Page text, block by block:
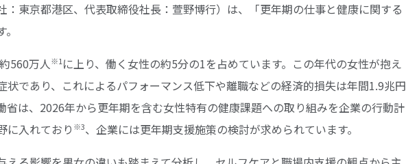
：東京都港区、代表取締役社長：萱野博行）は、「更年期の仕事と健康に関する
560万人※1 に上り、働く女性の約5分の1を占めています。この年代の女性が抱え
状であり、これによるパフォーマンス低下や離職などの経済的損失は年間1.9兆円
省は、2026年から更年期を含む女性特有の健康課題への取り組みを企業の行動計
に入れており ※3、企業には更年期支援施策の検討が求められています。